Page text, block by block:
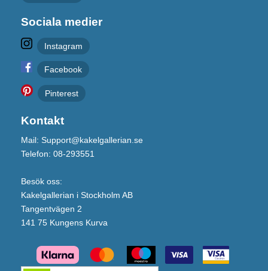
Sociala medier
Instagram
Facebook
Pinterest
Kontakt
Mail: Support@kakelgallerian.se
Telefon: 08-293551
Besök oss:
Kakelgallerian i Stockholm AB
Tangentvägen 2
141 75 Kungens Kurva